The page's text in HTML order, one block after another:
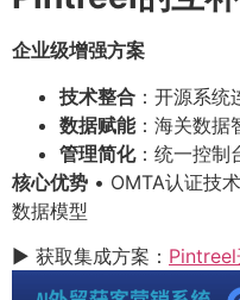
企业级增强方案
技术整合 ：开源系统
数据赋能：海关数据
管理简化：统一控制
核心优势 • OMTA认证技
数据模型
▶ 获取集成方案：